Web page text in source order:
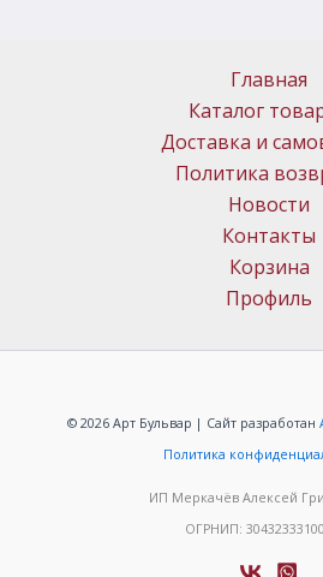
Главная
Каталог
Доставка и
Политика
Новости
Контакты
Корзина
Профиль
© 2026 Арт Бульвар | Сайт разработан
Политика
ИП Меркачёв Алексей
ОГРНИП: